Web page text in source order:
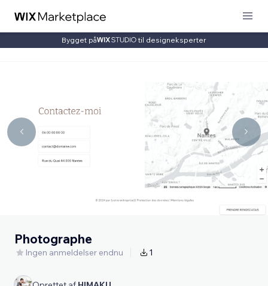
Bygget på til designeksperter
Photographe
Ingen anmeldelser endnu 1